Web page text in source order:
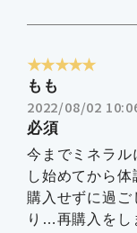
★★★★★
もも
2022/08/02
必須
今までミネラル
し始めてから体
購入せずに過
り…再購入をし